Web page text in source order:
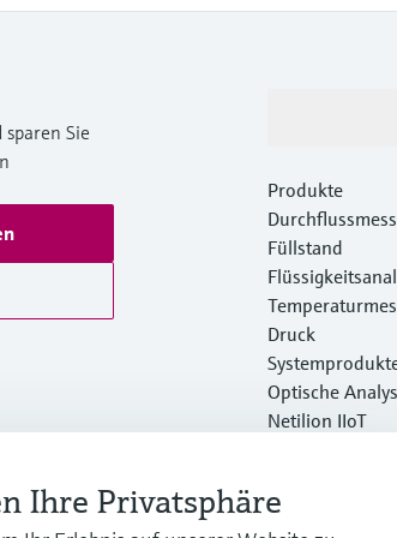
Sie
Produkte
Füllstand
Druck
Optische
Netilion IIoT
Online Tools
Ihre Privatsphäre